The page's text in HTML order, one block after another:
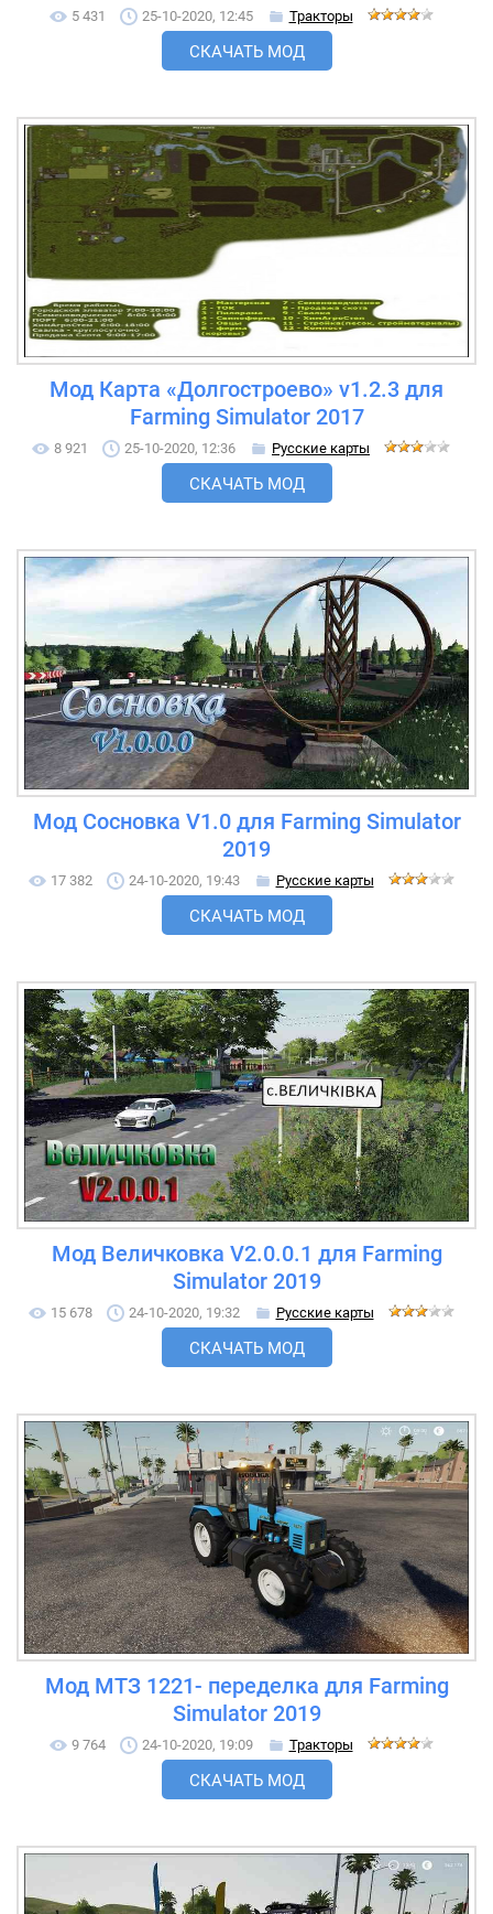
5 431 25-10-2020, 12:45 Тракторы
СКАЧАТЬ МОД
Мод Карта «Долгостроево» v1.2.3 для
Farming Simulator 2017
8 921 25-10-2020, 12:36 Русские карты
СКАЧАТЬ МОД
Мод Сосновка V1.0 для Farming Simulator
2019
17 382 24-10-2020, 19:43 Русские карты
СКАЧАТЬ МОД
Мод Величковка V2.0.0.1 для Farming
Simulator 2019
15 678 24-10-2020, 19:32 Русские карты
СКАЧАТЬ МОД
Мод МТЗ 1221- переделка для Farming
Simulator 2019
9 764 24-10-2020, 19:09 Тракторы
СКАЧАТЬ МОД